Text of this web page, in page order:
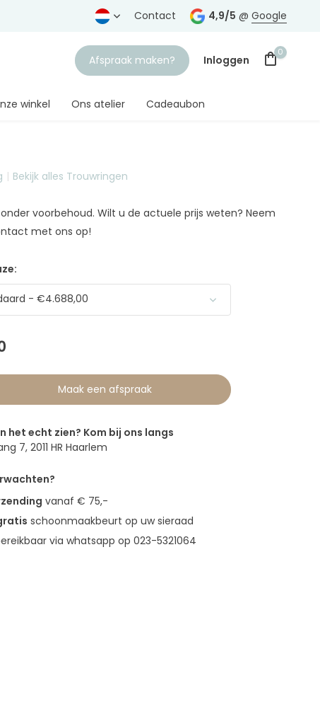
Gratis verzending vanaf € 75,-
Contact 4,9/5 @ Google
Afspraak maken? Inloggen
0
winkel Ons atelier Cadeaubon
Bekijk alles Trouwringen
voorbehoud. Wilt u de actuele prijs weten? Neem
met ons op!
- €4.688,00
Maak een afspraak
het echt zien? Kom bij ons langs
7, 2011 HR Haarlem
vanaf € 75,-
schoonmaakbeurt op uw sieraad
via whatsapp op 023-5321064